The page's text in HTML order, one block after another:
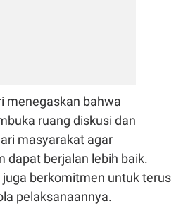
menegaskan bahwa
ruang diskusi dan
masyarakat agar
dapat berjalan lebih baik.
berkomitmen untuk terus
pelaksanaannya.